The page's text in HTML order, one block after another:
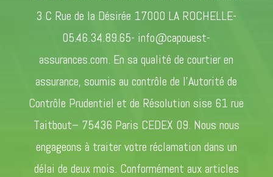
3 C Rue de la Désirée 17000 LA ROCHELLE-
05.46.34.89.65- info@capouest-
assurances.com. En sa qualité de courtier en
assurance, soumis au contrôle de l’Autorité de
Contrôle Prudentiel et de Résolution sise 61 rue
Taitbout– 75436 Paris CEDEX 09. Nous nous
engageons à traiter votre réclamation dans un
délai de deux mois. Conformément aux articles